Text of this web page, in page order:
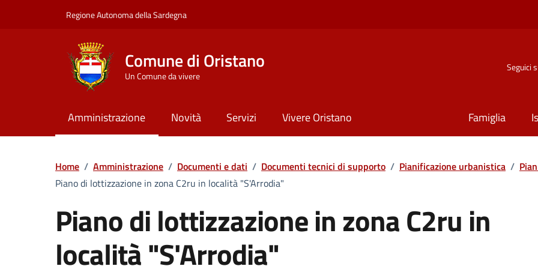
Regione Autonoma della Sardegna
Comune di Oristano
Un Comune da vivere
Seguici
Amministrazione Novità Servizi Vivere Oristano Famiglia
Home / Amministrazione / Documenti e dati / Documenti tecnici di supporto / Pianificazione urbanistica /
Piano di lottizzazione in zona C2ru in località "S'Arrodia"
Piano di lottizzazione in zona C2ru in
località "S'Arrodia"